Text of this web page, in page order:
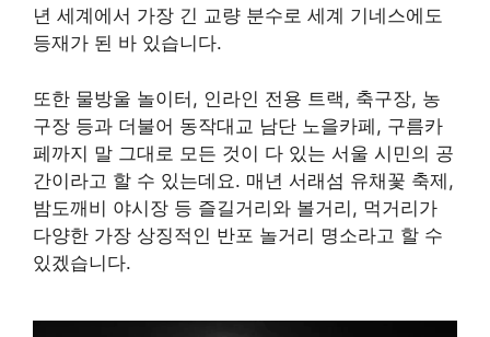
년 세계에서 가장 긴 교량 분수로 세계 기네스에도
등재가 된 바 있습니다.
또한 물방울 놀이터, 인라인 전용 트랙, 축구장, 농
구장 등과 더불어 동작대교 남단 노을카페, 구름카
페까지 말 그대로 모든 것이 다 있는 서울 시민의 공
간이라고 할 수 있는데요. 매년 서래섬 유채꽃 축제,
밤도깨비 야시장 등 즐길거리와 볼거리, 먹거리가
다양한 가장 상징적인 반포 놀거리 명소라고 할 수
있겠습니다.